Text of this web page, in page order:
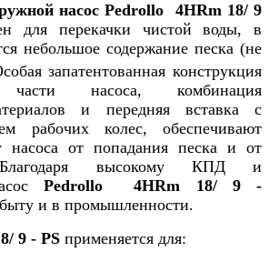
насос Pedrollo 4HRm 18/ 9
для перекачки чистой воды, в
небольшое содержание песка (не
запатентованная конструкция
части насоса, комбинация
и передняя вставка с
рабочих колес, обеспечивают
насоса от попадания песка и от
Благодаря высокому КПД и
Pedrollo 4HRm 18/ 9 -
и в промышленности.
9 - PS применяется для: